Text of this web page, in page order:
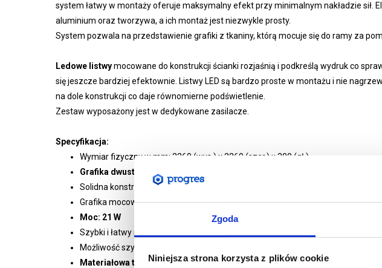
Zgoda
Niniejsza strona korzysta z plików cookie
system łatwy w montaży oferuje maksymalny efekt przy minimalnym nakładzie sił.
aluminium oraz tworzywa, a ich montaż jest niezwykle prosty.
System pozwala na przedstawienie grafiki z tkaniny, którą mocuje się do ramy za
Ledowe listwymocowane do konstrukcji ścianki rozjaśnią i podkreślą wydruk co
się jeszcze bardziej efektownie. Listwy LED są bardzo proste w montażu i nie
na dole konstrukcji co daje równomierne podświetlenie.
Zestaw wyposażony jest w dedykowane zasilacze.
Specyfikacja:
Wymiar fizyczny w mm: 2260 (wys.) x 2260 (szer.) x 300 (gł.)
Grafika dwustronna
Solidna konstrukcja z aluminium oraz tworzywa
Grafika mocowane za pomocą silikonowego obszycia
Moc: 21 W
Szybki i łatwy montaż bez użycia narzędzi
Możliwość szybkiej wymiany grafiki
Materiałowa torba transportowa w zestawie